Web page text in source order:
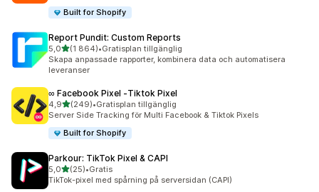
Built for Shopify
Report Pundit: Custom Reports
5,0av 5 stjärnor
(1 864)
1864 recensioner totalt
•Gratisplan tillgänglig
Skapa anpassade rapporter, kombinera data och automatisera
leveranser
∞ Facebook Pixel ‑Tiktok Pixel
4,9av 5 stjärnor
(249)
249 recensioner totalt
•Gratisplan tillgänglig
Server Side Tracking för Multi Facebook & Tiktok Pixels
Built for Shopify
Parkour: TikTok Pixel & CAPI
5,0av 5 stjärnor
(25)
25 recensioner totalt
•Gratis
TikTok-pixel med spårning på serversidan (CAPI)